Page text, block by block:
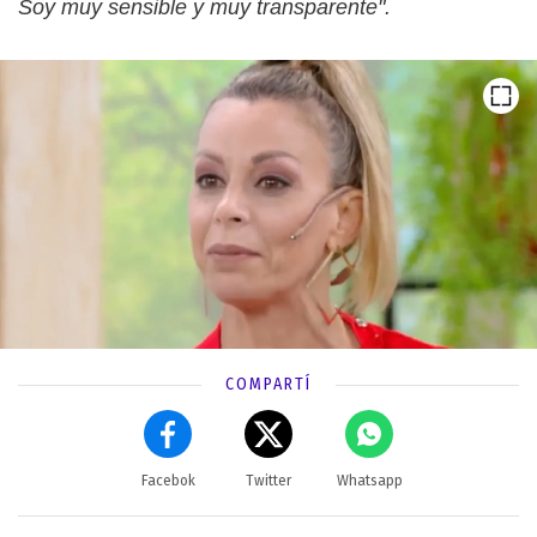
Soy muy sensible y muy transparente".
COMPARTÍ
Facebok Twitter Whatsapp